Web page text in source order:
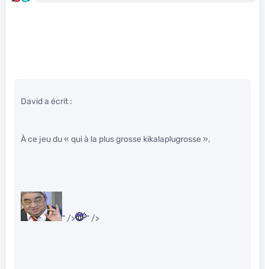
David a écrit :
À ce jeu du « qui à la plus grosse kikalaplugrosse »,
" /> " />